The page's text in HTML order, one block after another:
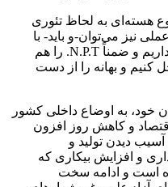
هسته‌ای به لحاظ تئوری
نیز می‌توان-و باید- با
آژانس بین المللی که در آن عضویت داریم و ضمناً N.P.T. را هم
کنیم و بهانه را از دست
خود، به اوضاع داخلی کشور
و کاهش روز افزون
آسیب دیدن تولید و
و افزایش بیکاری که
است و ادامه سخت